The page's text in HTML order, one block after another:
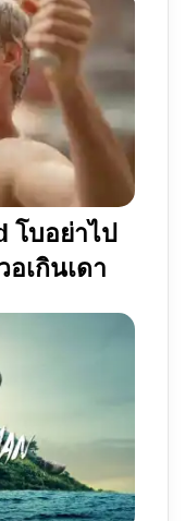
โบอย่าไป
เกินเดา